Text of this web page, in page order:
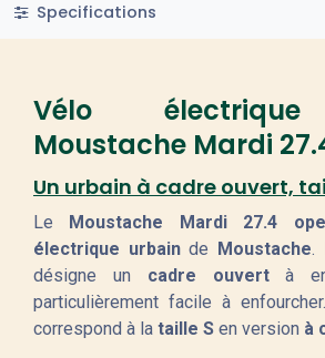
Specifications
Vélo
Moustache Mardi
Un urbain à cadre ouvert,
Le Moustache Mardi 27.4
électrique urbainde Moustache.
désigne un cadre ouvertà
particulièrement facile à
correspond à la taille S en version à